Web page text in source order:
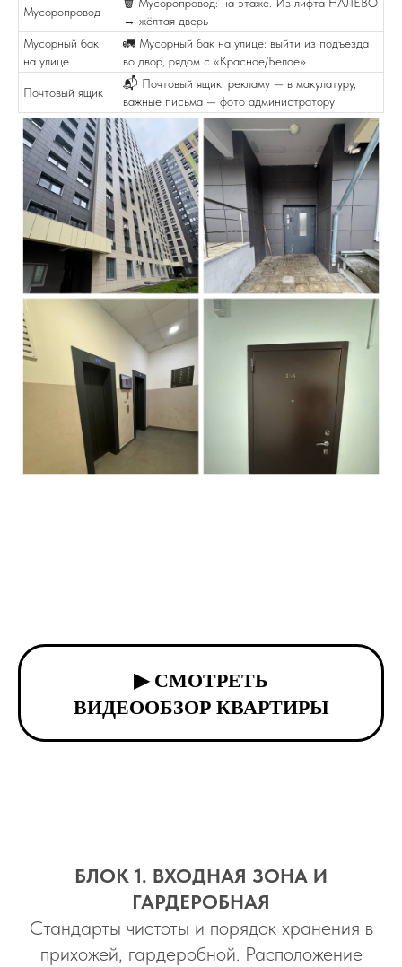
Мусоропровод
→ жёлтая дверь
Мусорный бак
на улице
🚛 Мусорный бак на улице: выйти из подъезда
во двор, рядом с «Красное/Белое»
Почтовый ящик
📬 Почтовый ящик: рекламу — в макулатуру,
важные письма — фото администратору
▶ СМОТРЕТЬ
ВИДЕООБЗОР КВАРТИРЫ
БЛОК 1. ВХОДНАЯ ЗОНА И
ГАРДЕРОБНАЯ
Стандарты чистоты и порядок хранения в
прихожей, гардеробной. Расположение